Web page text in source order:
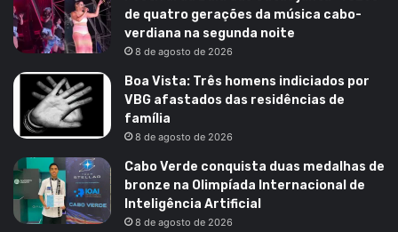
de quatro gerações da música cabo-
verdiana na segunda noite
8 de agosto de 2026
Boa Vista: Três homens indiciados por
VBG afastados das residências de
família
8 de agosto de 2026
Cabo Verde conquista duas medalhas de
bronze na Olimpíada Internacional de
Inteligência Artificial
8 de agosto de 2026